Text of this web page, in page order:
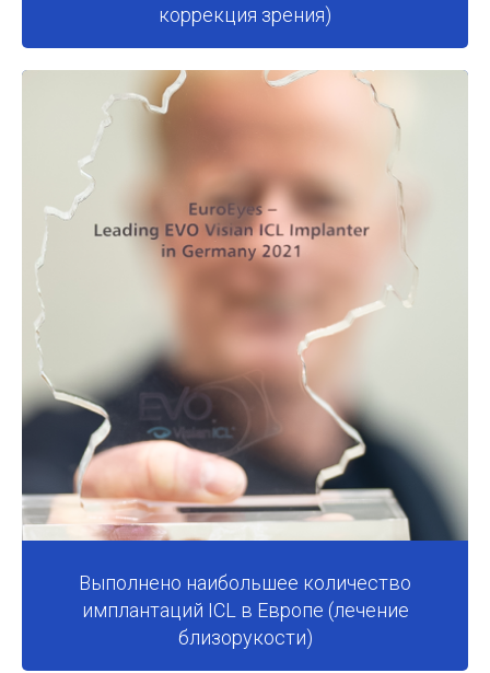
коррекция зрения)
Выполнено наибольшее количество
имплантаций ICL в Европе (лечение
близорукости)